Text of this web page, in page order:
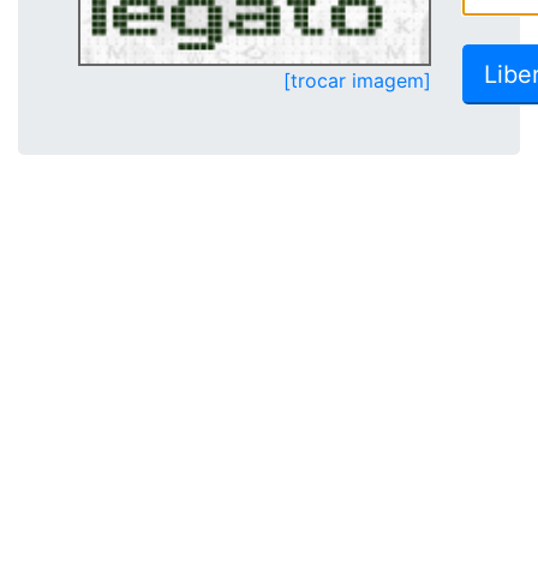
[trocar imagem]